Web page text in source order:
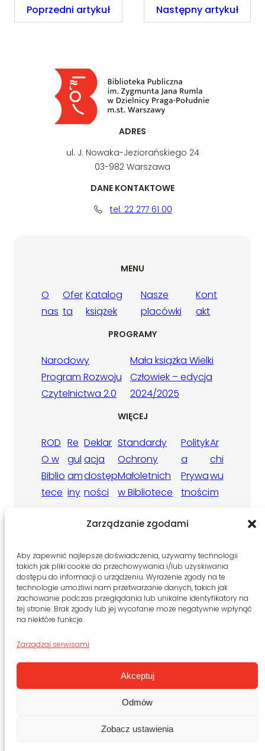
Zarządzanie zgodami
Aby zapewnić najlepsze doświadczenia, używamy technologii
takich jak pliki cookie do przechowywania i/lub uzyskiwania
dostępu do informacji o urządzeniu. Wyrażenie zgody na te
technologie umożliwi nam przetwarzanie danych, takich jak
zachowanie podczas przeglądania lub unikalne identyfikatory na
tej stronie. Brak zgody lub jej wycofanie może negatywnie wpłynąć
na niektóre funkcje.
Zarządzaj serwisami
Akceptuj
Odmów
Zobacz ustawienia
Poprzedni artykuł Następny artykuł
ADRES
ul. J. Nowaka-Jeziorańskiego 24
03-982 Warszawa
DANE KONTAKTOWE
tel. 22 277 61 00
MENU
O
nas
Ofer
ta
Katalog
książek
Nasze
placówki
Kont
akt
PROGRAMY
Narodowy
Program Rozwoju
Czytelnictwa 2.0
Mała książka Wielki
Człowiek – edycja
2024/2025
WIĘCEJ
ROD
O w
Biblio
tece
Re
gul
am
iny
Deklar
acja
dostęp
ności
Standardy
Ochrony
Małoletnich
w Bibliotece
Polityk
a
Prywa
tności
Ar
chi
wu
m
Copyright © 2025 Biblioteka Publiczna im. Zygmunta Jana Rumla
BĄDŹ NA BIEŻĄCO
Facebook
Instagram
YouTube